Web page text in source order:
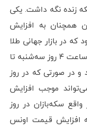
سکه زنده نگه داشت. یکی
همچنان به افزایش
که در بازار جهانی طلا
مشاهده کردند. طلای جهانی حداقل تا ساعت ۴ روز سه‌شنبه تا
رفته بود و در صورتی که در روز
موجب افزایش
سکه‌بازان در روز
افزایش قیمت اونس